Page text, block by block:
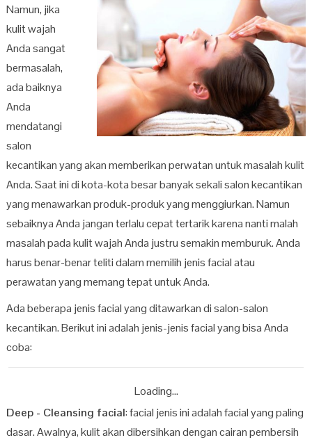
Namun, jika
kulit wajah
Anda sangat
bermasalah,
ada baiknya
Anda
mendatangi
salon
kecantikan yang akan memberikan perwatan untuk masalah kulit
Anda. Saat ini di kota-kota besar banyak sekali salon kecantikan
yang menawarkan produk-produk yang menggiurkan. Namun
sebaiknya Anda jangan terlalu cepat tertarik karena nanti malah
masalah pada kulit wajah Anda justru semakin memburuk. Anda
harus benar-benar teliti dalam memilih jenis facial atau
perawatan yang memang tepat untuk Anda.
Ada beberapa jenis facial yang ditawarkan di salon-salon
kecantikan. Berikut ini adalah jenis-jenis facial yang bisa Anda
coba:
Loading...
Deep - Cleansing facial: facial jenis ini adalah facial yang paling
dasar. Awalnya, kulit akan dibersihkan dengan cairan pembersih